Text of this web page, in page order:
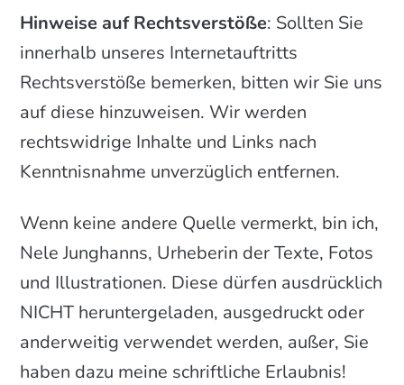
Hinweise auf Rechtsverstöße: Sollten Sie
innerhalb unseres Internetauftritts
Rechtsverstöße bemerken, bitten wir Sie uns
auf diese hinzuweisen. Wir werden
rechtswidrige Inhalte und Links nach
Kenntnisnahme unverzüglich entfernen.
Wenn keine andere Quelle vermerkt, bin ich,
Nele Junghanns, Urheberin der Texte, Fotos
und Illustrationen. Diese dürfen ausdrücklich
NICHT heruntergeladen, ausgedruckt oder
anderweitig verwendet werden, außer, Sie
haben dazu meine schriftliche Erlaubnis!